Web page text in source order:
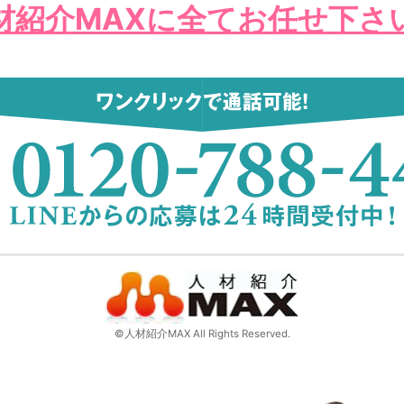
紹介MAXに全てお任せ下さ
©人材紹介MAX All Rights Reserved.